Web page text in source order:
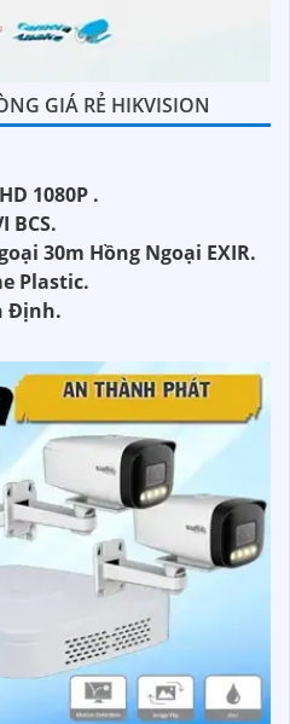
GIÁ RẺ HIKVISION
1080P .
BCS.
30m Hồng Ngoại EXIR.
Plastic.
Định.